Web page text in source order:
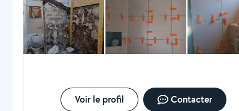
Voir le profil Contacter